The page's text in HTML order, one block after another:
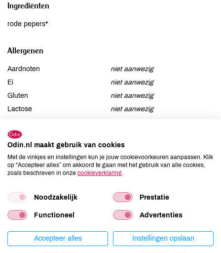
Ingrediënten
rode pepers*
Allergenen
Aardnoten
niet aanwezig
Ei
niet aanwezig
Gluten
niet aanwezig
Lactose
niet aanwezig
Mosterd
Noten
niet aanwezig
Schaaldieren
niet aanwezig
Selderij
niet aanwezig
Soja
niet aanwezig
Vis
niet aanwezig
Zwaveldioxide / sulfieten
niet aanwezig
Odin.nl maakt gebruik van cookies
Met de vinkjes en instellingen kun je jouw cookievoorkeuren aanpassen. Klik
op “Accepteer alles” om akkoord te gaan met het gebruik van alle cookies,
zoals beschreven in onze cookieverklaring.
Noodzakelijk Prestatie
Functioneel Advertenties
Accepteer alles Instellingen opslaan